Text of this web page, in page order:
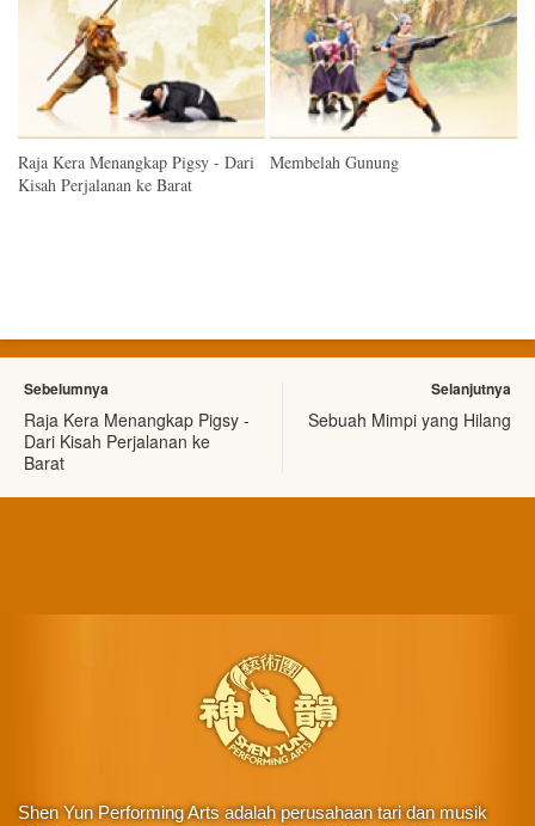
Raja Kera Menangkap Pigsy - Dari
Kisah Perjalanan ke Barat
Membelah Gunung
Sebelumnya
Raja Kera Menangkap Pigsy -
Dari Kisah Perjalanan ke
Barat
Selanjutnya
Sebuah Mimpi yang Hilang
Shen Yun Performing Arts adalah perusahaan tari dan musik